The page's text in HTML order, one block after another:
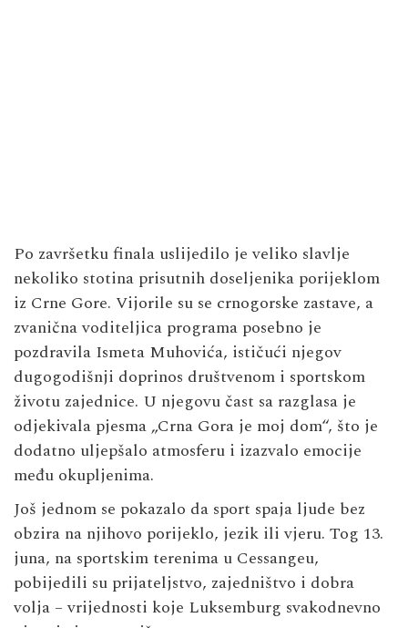
Po završetku finala uslijedilo je veliko slavlje
nekoliko stotina prisutnih doseljenika porijeklom
iz Crne Gore. Vijorile su se crnogorske zastave, a
zvanična voditeljica programa posebno je
pozdravila Ismeta Muhovića, ističući njegov
dugogodišnji doprinos društvenom i sportskom
životu zajednice. U njegovu čast sa razglasa je
odjekivala pjesma „Crna Gora je moj dom“, što je
dodatno uljepšalo atmosferu i izazvalo emocije
među okupljenima.
Još jednom se pokazalo da sport spaja ljude bez
obzira na njihovo porijeklo, jezik ili vjeru. Tog 13.
juna, na sportskim terenima u Cessangeu,
pobijedili su prijateljstvo, zajedništvo i dobra
volja – vrijednosti koje Luksemburg svakodnevno